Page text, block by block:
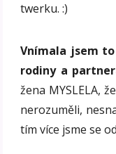
twerku. :)
Vnímala jsem
rodiny a
žena MYSLELA,
nerozuměli,
tím více jsme se